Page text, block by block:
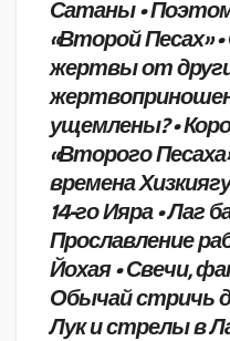
Сатаны •
«Второй Песах»
жертвы от
ущемлены? •
«Второго
времена
14-го Ияра • Лаг
Прославление
Йохая • Свечи,
Обычай стричь
Лук и стрелы в